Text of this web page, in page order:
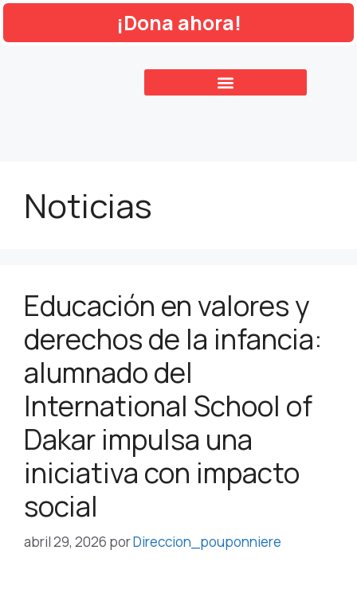
¡Dona ahora!
Noticias
Educación en valores y
derechos de la infancia:
alumnado del
International School of
Dakar impulsa una
iniciativa con impacto
social
abril 29, 2026 porDireccion_pouponniere